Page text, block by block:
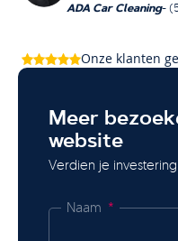
ADA Car Cleaning-
Onze klanten
Meer
website
Verdien je
Naam